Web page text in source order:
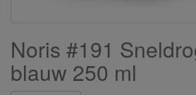
Noris #191
blauw 250 ml